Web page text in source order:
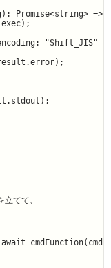
Promise<string> =>
"Shift_JIS"
てて、
cmdFunction(cmd)